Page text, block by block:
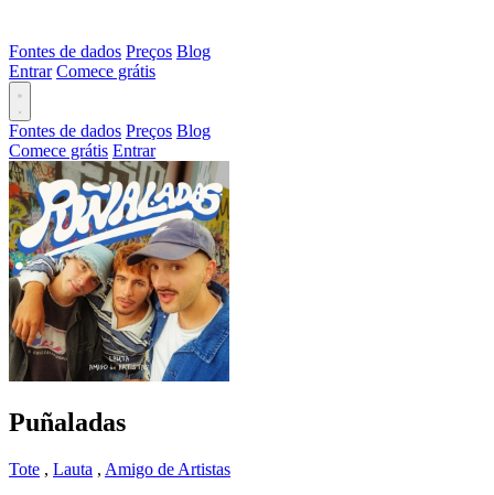
Fontes de dados Preços Blog
Entrar Comece grátis
Fontes de dados Preços Blog
Comece grátis Entrar
Puñaladas
Tote , Lauta , Amigo de Artistas